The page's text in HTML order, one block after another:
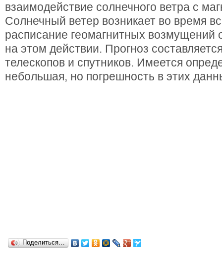
взаимодействие солнечного ветра с
Солнечный ветер возникает во время
расписание геомагнитных возмущений
на этом действии. Прогноз
телескопов и спутников. Имеется
небольшая, но погрешность в этих
Поделиться…